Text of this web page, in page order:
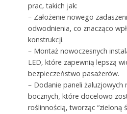
prac, takich jak:
– Założenie nowego
odwodnienia, co znacząco
konstrukcji.
– Montaż nowoczesnych
LED, które zapewnią lepszą
bezpieczeństwo pasażerów.
– Dodanie paneli żaluzjowych
bocznych, które docelowo
roślinnością, tworząc “zieloną